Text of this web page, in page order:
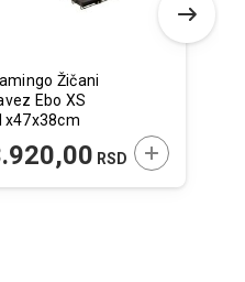
Žičani
Ebo XS
RSD DODAJTE U